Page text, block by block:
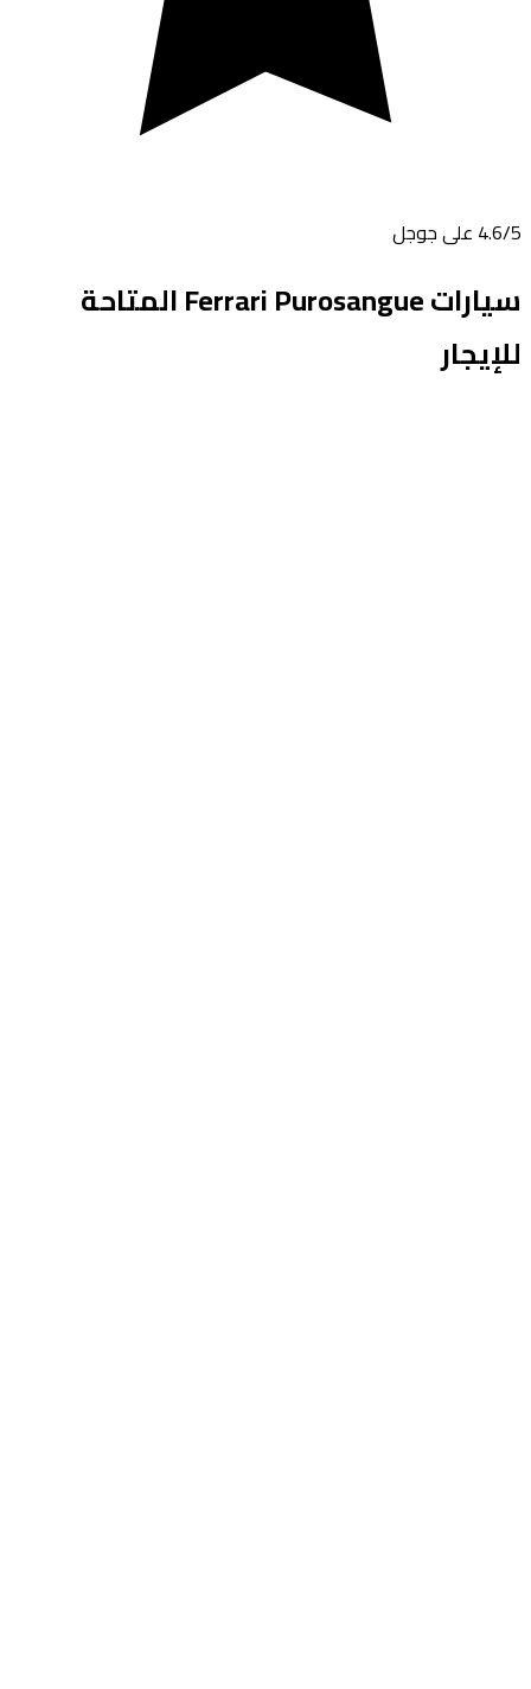
4.6/5 على جوجل
سياراتFerrari Purosangueالمتاحة
للإيجار